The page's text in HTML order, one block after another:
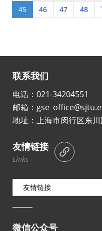
45
46 47 48
联系我们
电话：021-34204551
邮箱：
地址：上海市闵行区东
友情链接
Links
友情链接
微信公众号